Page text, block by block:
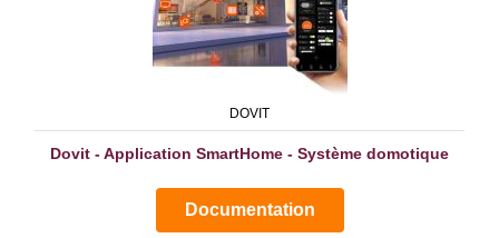
DOVIT
Dovit - Application SmartHome - Système domotique
Documentation